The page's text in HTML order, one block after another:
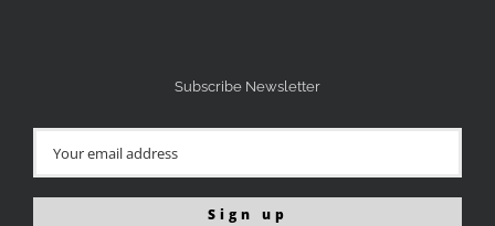
Subscribe Newsletter